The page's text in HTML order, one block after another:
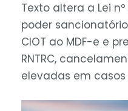
Texto altera a Lei
poder
CIOT ao MDF-e e
RNTRC,
elevadas em